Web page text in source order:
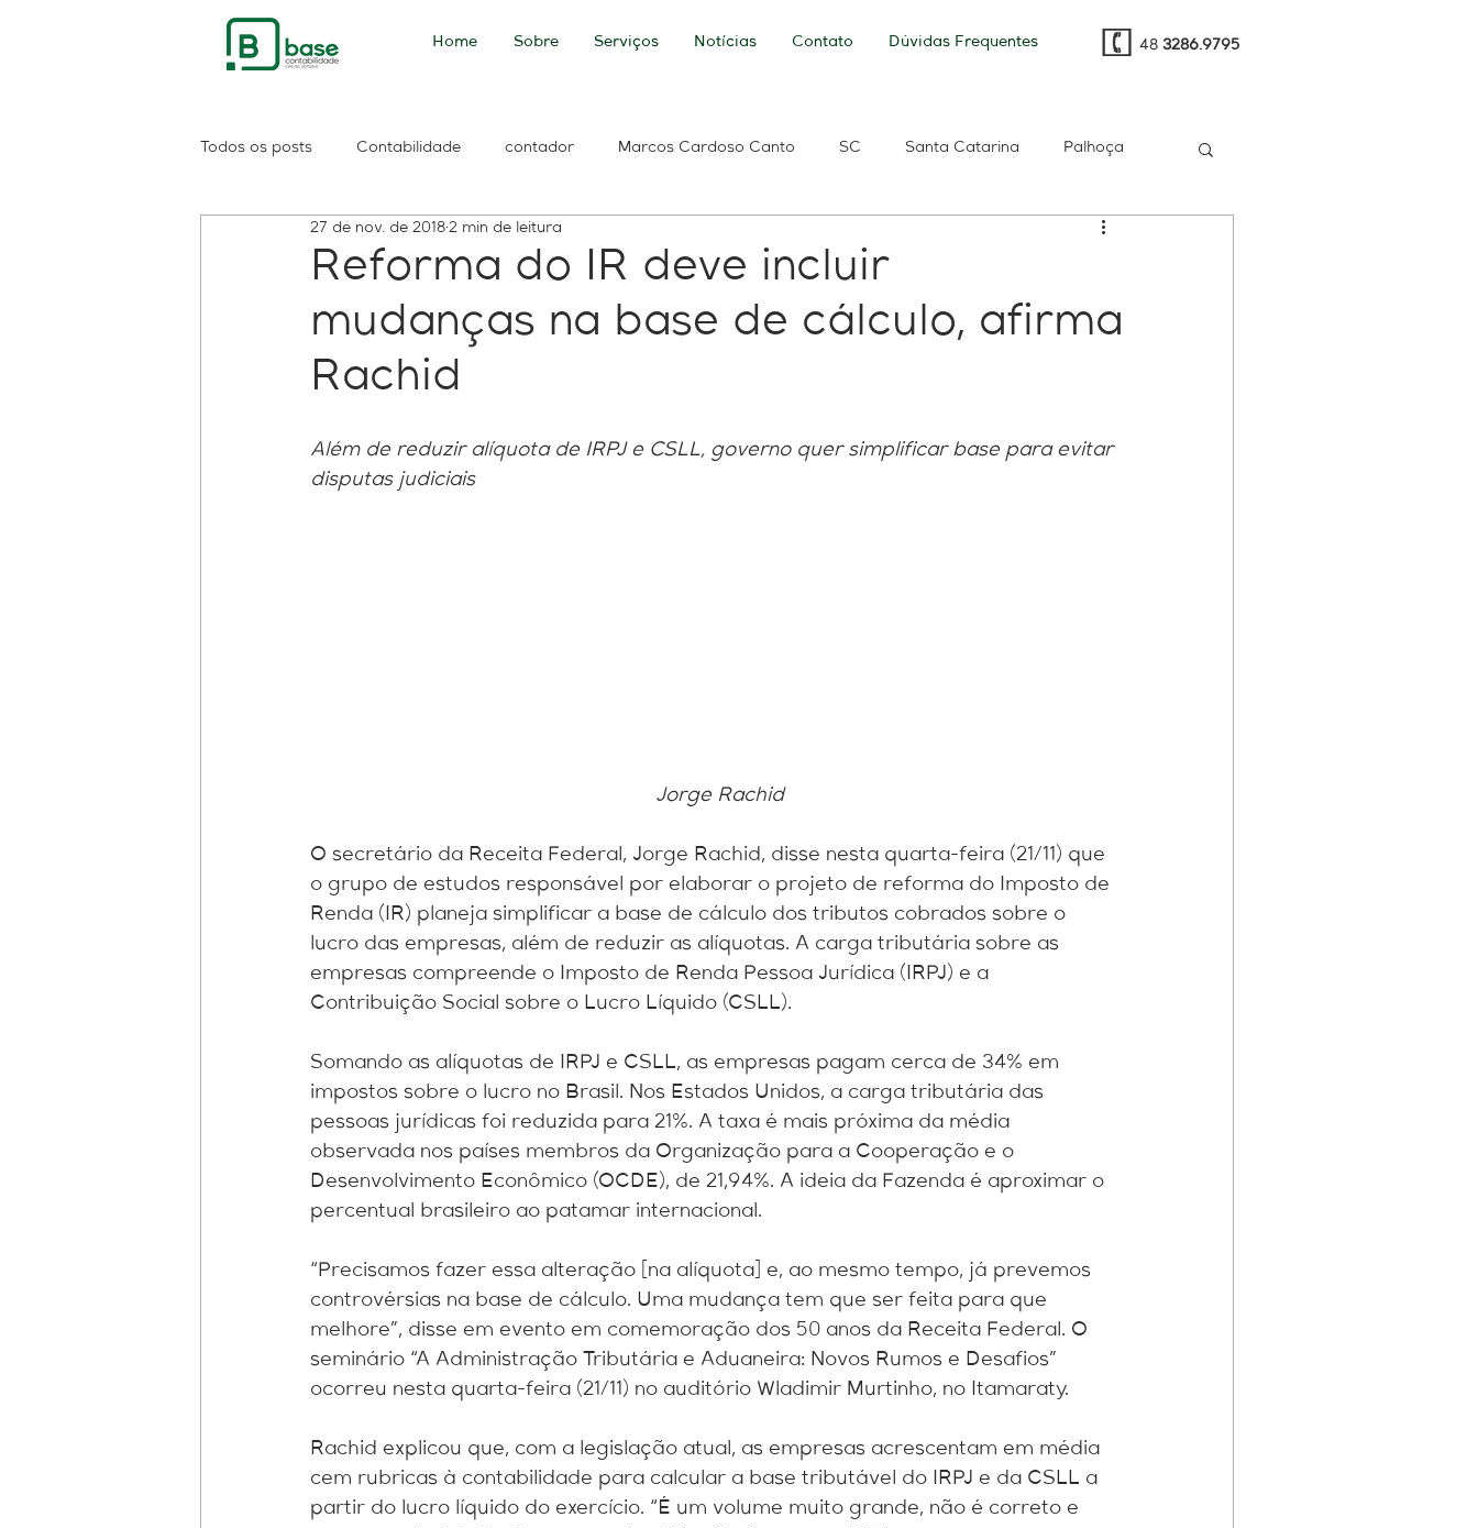
Home Sobre Serviços Notícias Contato Dúvidas Frequentes 48 3286.9795
Todos os posts Contabilidade contador Marcos Cardoso Canto SC Santa Catarina Palhoça
PASEP consulta saldo Banco do Brasil
Contribuintes Consolidação de Débitos Débitos Previdenciários ICMS e-Social multa RH
Reforma do IR deve incluir
mudanças na base de cálculo, afirma
Rachid
27 de nov. de 2018 2 min de leitura
Além de reduzir alíquota de IRPJ e CSLL, governo quer simplificar base para evitar
disputas judiciais
Jorge Rachid
O secretário da Receita Federal, Jorge Rachid, disse nesta quarta-feira (21/11) que
o grupo de estudos responsável por elaborar o projeto de reforma do Imposto de
Renda (IR) planeja simplificar a base de cálculo dos tributos cobrados sobre o
lucro das empresas, além de reduzir as alíquotas. A carga tributária sobre as
empresas compreende o Imposto de Renda Pessoa Jurídica (IRPJ) e a
Contribuição Social sobre o Lucro Líquido (CSLL).
Somando as alíquotas de IRPJ e CSLL, as empresas pagam cerca de 34% em
impostos sobre o lucro no Brasil. Nos Estados Unidos, a carga tributária das
pessoas jurídicas foi reduzida para 21%. A taxa é mais próxima da média
observada nos países membros da Organização para a Cooperação e o
Desenvolvimento Econômico (OCDE), de 21,94%. A ideia da Fazenda é aproximar o
percentual brasileiro ao patamar internacional.
“Precisamos fazer essa alteração [na alíquota] e, ao mesmo tempo, já prevemos
controvérsias na base de cálculo. Uma mudança tem que ser feita para que
melhore”, disse em evento em comemoração dos 50 anos da Receita Federal. O
seminário “A Administração Tributária e Aduaneira: Novos Rumos e Desafios”
ocorreu nesta quarta-feira (21/11) no auditório Wladimir Murtinho, no Itamaraty.
Rachid explicou que, com a legislação atual, as empresas acrescentam em média
cem rubricas à contabilidade para calcular a base tributável do IRPJ e da CSLL a
partir do lucro líquido do exercício. “É um volume muito grande, não é correto e